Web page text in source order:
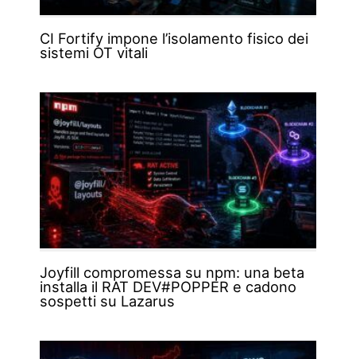
CI Fortify impone l’isolamento fisico dei
sistemi OT vitali
Joyfill compromessa su npm: una beta
installa il RAT DEV#POPPER e cadono
sospetti su Lazarus